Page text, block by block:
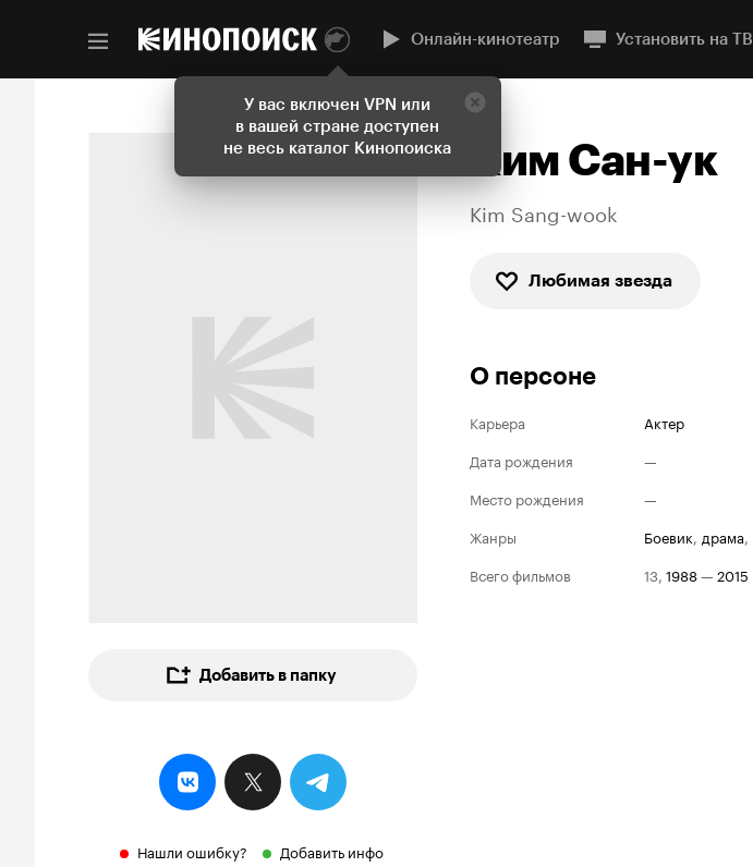
У вас включен VPN или
в вашей стране доступен
не весь каталог Кинопоиска
Онлайн-кинотеатр Установить на ТВ
Добавить в папку
Нашли ошибку? Добавить инфо
Ким Сан-ук
Kim Sang-wook
Любимая звезда
О персоне
Карьера
Актер
Дата рождения
—
Место рождения
—
Жанры
боевик, драма,
Всего фильмов
13, 1988— 2015